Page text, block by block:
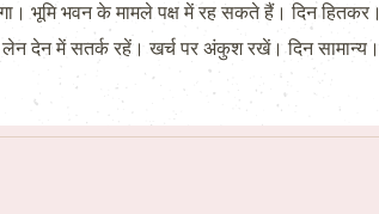
भूमि भवन के मामले पक्ष में रह सकते हैं। दिन हितकर।
देन में सतर्क रहें। खर्च पर अंकुश रखें। दिन सामान्य।